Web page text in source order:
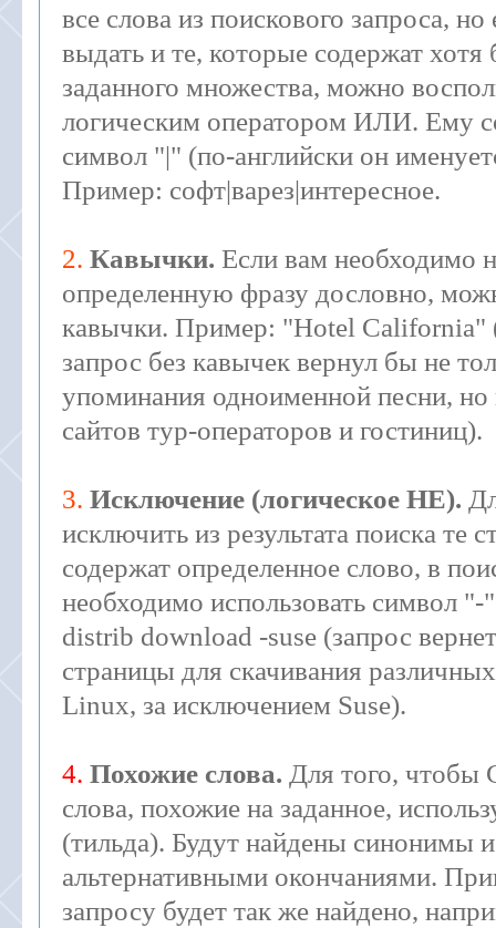
все слова из поискового запроса, но
выдать и те, которые содержат
заданного множества, можно
логическим оператором ИЛИ. Ему
символ "|" (по-английски он
Пример: софт|варез|интересное.
2. Кавычки. Если вам необходимо
определенную фразу дословно,
кавычки. Пример: "Hotel California"
запрос без кавычек вернул бы не
упоминания одноименной песни,
сайтов тур-операторов и гостиниц).
3. Исключение (логическое НЕ).
исключить из результата поиска те
содержат определенное слово, в
необходимо использовать символ
distrib download -suse (запрос
страницы для скачивания
Linux, за исключением Suse).
4. Похожие слова. Для того, чтобы
слова, похожие на заданное,
(тильда). Будут найдены синонимы и
альтернативными окончаниями.
запросу будет так же найдено,